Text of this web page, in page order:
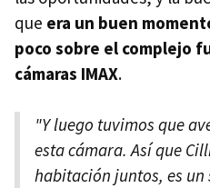
que era un buen
poco sobre el complejo
cámaras IMAX.
"Y luego tuvimos que
esta cámara. Así que
habitación juntos, es un